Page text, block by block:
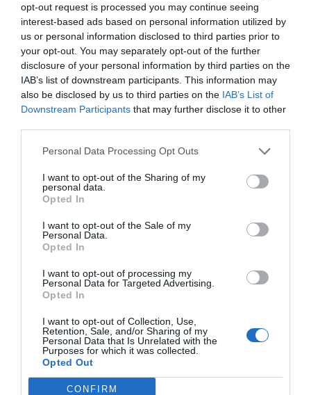
opt-out request is processed you may continue seeing
interest-based ads based on personal information utilized by
us or personal information disclosed to third parties prior to
your opt-out. You may separately opt-out of the further
disclosure of your personal information by third parties on the
IAB’s list of downstream participants. This information may
also be disclosed by us to third parties on the IAB’s List of
Downstream Participants that may further disclose it to other
Personal Data Processing Opt Outs
I want to opt-out of the Sharing of my
personal data.
Opted In
I want to opt-out of the Sale of my
Personal Data.
Opted In
I want to opt-out of processing my
Personal Data for Targeted Advertising.
Opted In
I want to opt-out of Collection, Use,
Retention, Sale, and/or Sharing of my
Personal Data that Is Unrelated with the
Purposes for which it was collected.
Opted Out
CONFIRM
INTERNACIONAL
Venezuela. Comienza el diálogo entre
chavismo y un sector de la oposición, pero
los venezolanos quieren a Corina
José Ángel Gutiérrez 07/08/26 11:46
ECONOMÍA
El ‘gran’ logro del ministro Puente: los
usuarios de tren de alta velocidad caen un
Cristina Martín 07/08/26 12:37
SOCIEDAD
Ataque cristianófobo en la muy ‘woke’ ciudad
de Nueva York: destrozan una imagen de la
Redacción
Marcelo Gullo: “El trabajo de desmitificar la
historia, de poner la verdadera, de
desmontar la falsificación, es un trabajo
cristiano"
por Hispanidad
Artículos anteriores